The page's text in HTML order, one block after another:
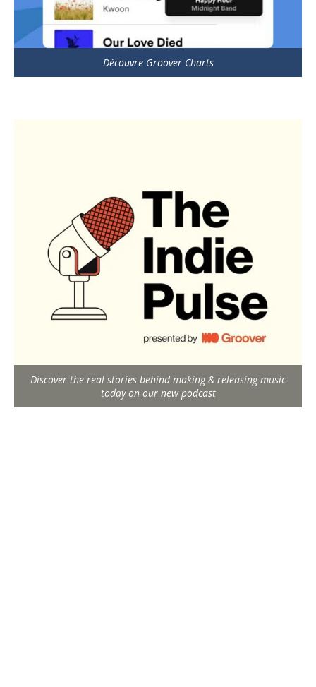
Découvre Groover Charts
Discover the real stories behind making & releasing music
today on our new podcast